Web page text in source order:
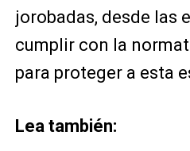
jorobadas, desde las
cumplir con la
para proteger a esta
Lea también: